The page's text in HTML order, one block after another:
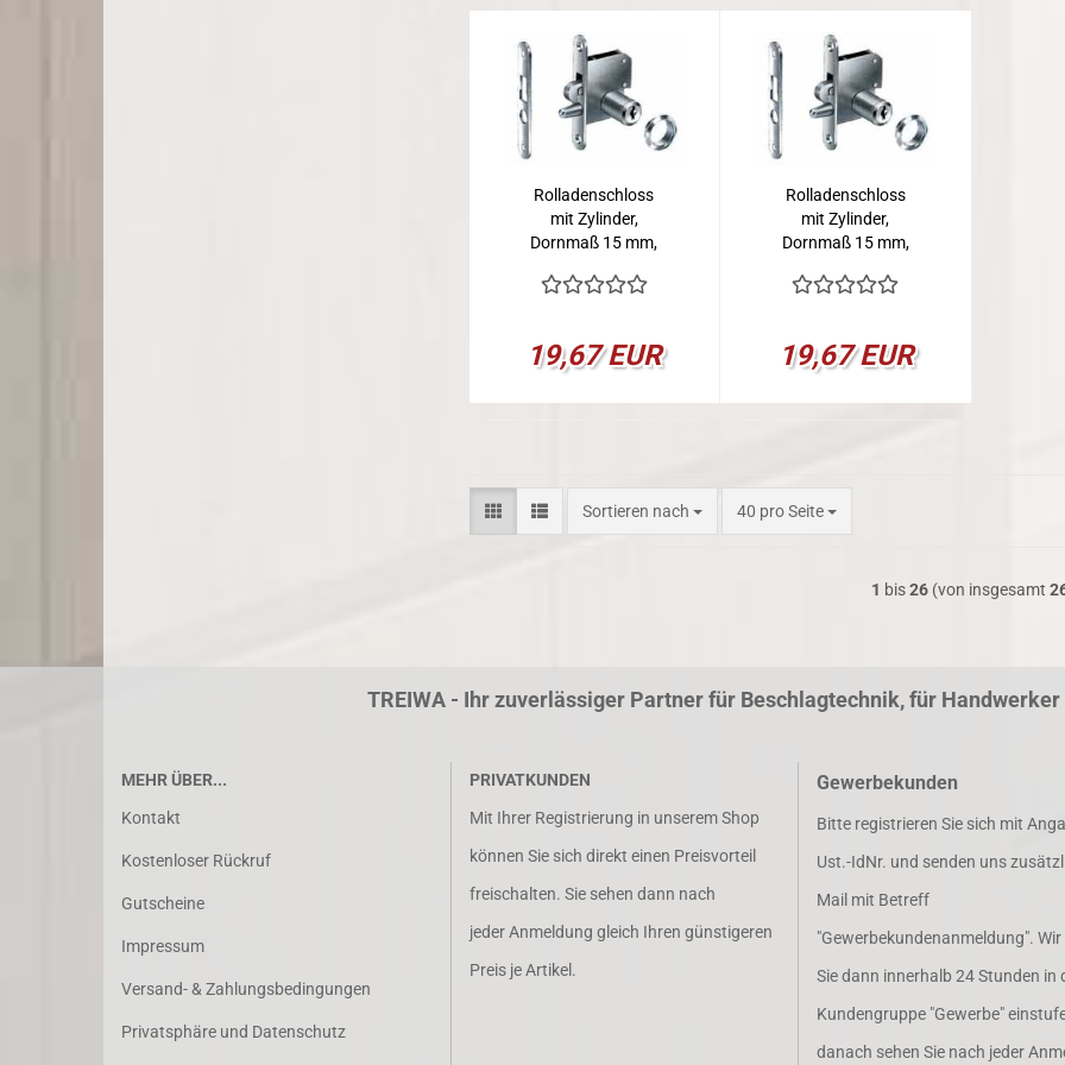
Rolladenschloss
mit Zylinder,
Dornmaß 15 mm,
19,67 EUR
Rolladenschloss
mit Zylinder,
Dornmaß 15 mm,
19,67 EUR
Sortieren nach
Sortieren nach 40 pro Seite
pro Seite
1 bis26(von insgesamt
TREIWA - Ihr zuverlässiger Partner für Beschlagtechnik, für
MEHR ÜBER...
Kontakt
Kostenloser Rückruf
Gutscheine
Impressum
Versand- & Zahlungsbedingungen
Privatsphäre und Datenschutz
PRIVATKUNDEN
Mit Ihrer Registrierung in unserem Shop
können Sie sich direkt einen Preisvorteil
freischalten. Sie sehen dann nach
jeder Anmeldung gleich Ihren günstigeren
Preis je Artikel.
Gewerbekunden
Bitte registrieren Sie sich mit
Ust.-IdNr. und senden uns
Mail mit Betreff
"Gewerbekundenanmeldung".
Sie dann innerhalb 24 Stunden in
Kundengruppe "Gewerbe"
danach sehen Sie nach jeder